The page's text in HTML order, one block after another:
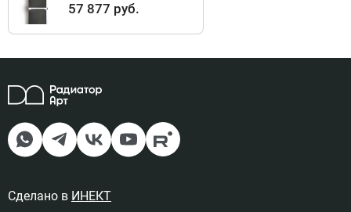
57 877 руб.
Сделано в ИНЕКТ